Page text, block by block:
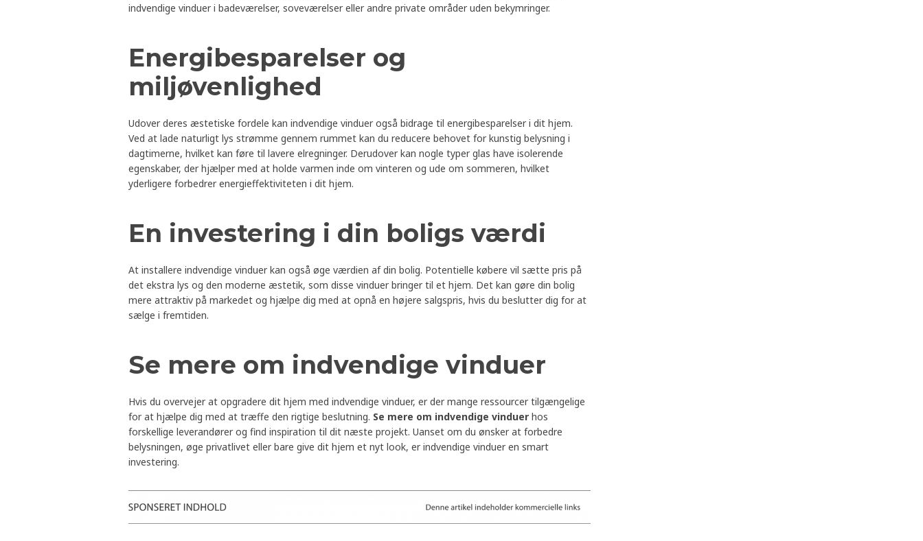
indvendige vinduer i badeværelser, soveværelser eller andre private områder uden bekymringer.
Energibesparelser og
miljøvenlighed
Udover deres æstetiske fordele kan indvendige vinduer også bidrage til energibesparelser i dit hjem.
Ved at lade naturligt lys strømme gennem rummet kan du reducere behovet for kunstig belysning i
dagtimerne, hvilket kan føre til lavere elregninger. Derudover kan nogle typer glas have isolerende
egenskaber, der hjælper med at holde varmen inde om vinteren og ude om sommeren, hvilket
yderligere forbedrer energieffektiviteten i dit hjem.
En investering i din boligs værdi
At installere indvendige vinduer kan også øge værdien af din bolig. Potentielle købere vil sætte pris på
det ekstra lys og den moderne æstetik, som disse vinduer bringer til et hjem. Det kan gøre din bolig
mere attraktiv på markedet og hjælpe dig med at opnå en højere salgspris, hvis du beslutter dig for at
sælge i fremtiden.
Se mere om indvendige vinduer
Hvis du overvejer at opgradere dit hjem med indvendige vinduer, er der mange ressourcer tilgængelige
for at hjælpe dig med at træffe den rigtige beslutning. Se mere om indvendige vinduer hos
forskellige leverandører og find inspiration til dit næste projekt. Uanset om du ønsker at forbedre
belysningen, øge privatlivet eller bare give dit hjem et nyt look, er indvendige vinduer en smart
investering.